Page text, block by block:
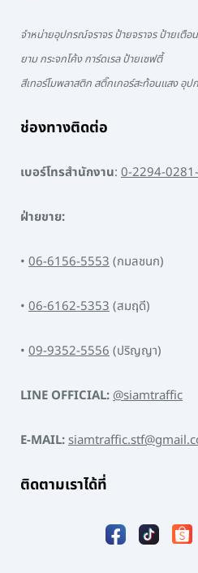
จำหน่ายอุปกรณ์จราจร ป้ายจราจร ป้ายเตื
ยาม กระจกโค้ง การ์ดเรล ป้ายเซฟตี้
สีเทอร์โมพลาสติก สติ๊กเกอร์สะท้อนแสง อุ
ช่องทางติดต่อ
เบอร์โทรสำนักงาน: 0-2294-
ฝ่ายขาย:
• 06-6156-5553(กมลชนก)
• 06-6162-5353(สมฤดี)
• 09-9352-5556(ปริญญา)
LINE OFFICIAL:@siamtraffic
E-MAIL:
ติดตามเราได้ที่